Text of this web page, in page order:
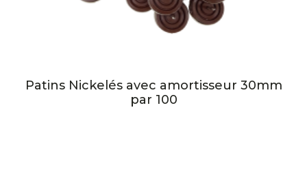
Patins Nickelés avec amortisseur 30mm
par 100